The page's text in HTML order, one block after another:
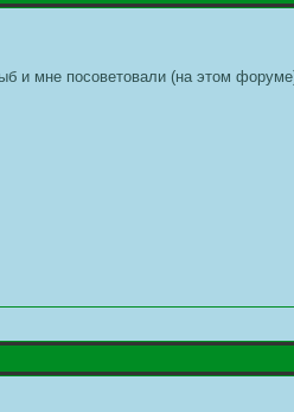
и мне посоветовали (на этом